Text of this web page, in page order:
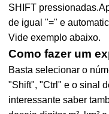
SHIFT
de igual "=" e
Vide exemplo abaixo.
Como fazer um
Basta selecionar o
"Shift", "Ctrl" e o sinal
interessante saber